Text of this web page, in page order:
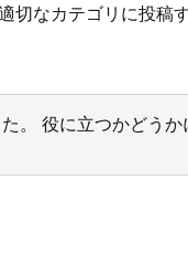
なカテゴリに投
役に立つかどう